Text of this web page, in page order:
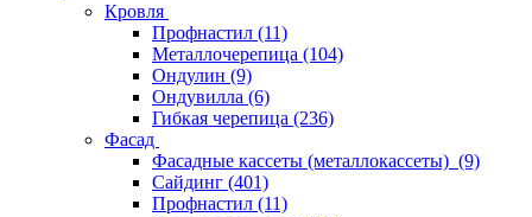
Кровля
Профнастил (11)
Металлочерепица (104)
Ондулин (9)
Ондувилла (6)
Гибкая черепица (236)
Фасад
Фасадные кассеты (металлокассеты) (9)
Сайдинг (401)
Профнастил (11)